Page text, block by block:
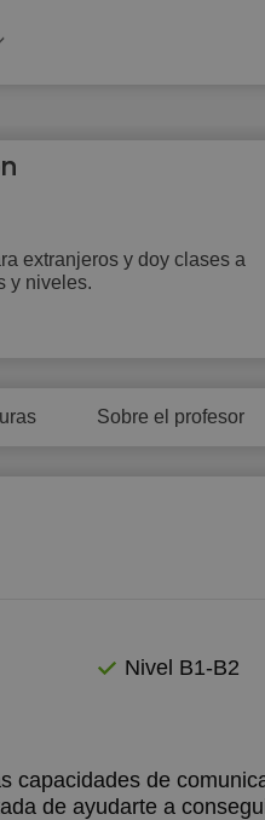
extranjeros y doy clases a
y niveles.
Sobre el profesor
Nivel B1-B2
capacidades de
de ayudarte a